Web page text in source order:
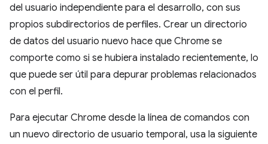
del usuario independiente para el desarrollo, con sus
propios subdirectorios de perfiles. Crear un directorio
de datos del usuario nuevo hace que Chrome se
comporte como si se hubiera instalado recientemente, lo
que puede ser útil para depurar problemas relacionados
con el perfil.
Para ejecutar Chrome desde la línea de comandos con
un nuevo directorio de usuario temporal, usa la siguiente